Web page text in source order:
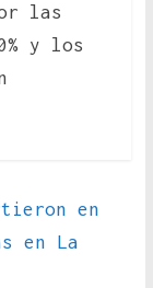
las
y los
en
en La